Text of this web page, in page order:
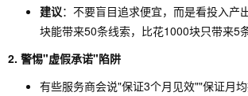
建议：不要盲目追求便宜，而是看投入产
块能带来50条线索，比花1000块只带来5
2. 警惕"虚假承诺"陷阱
有些服务商会说"保证3个月见效""保证月